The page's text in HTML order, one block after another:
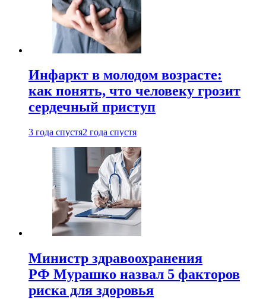
Инфаркт в молодом возрасте:
как понять, что человеку грозит
сердечный приступ
3 года спустя2 года спустя
Министр здравоохранения
РФ Мурашко назвал 5 факторов
риска для здоровья